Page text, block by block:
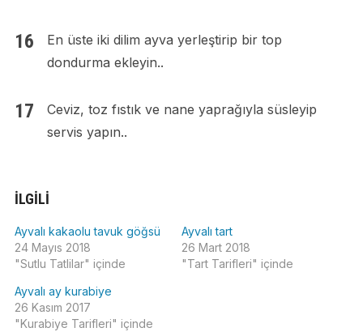
En üste iki dilim ayva yerleştirip bir top
dondurma ekleyin..
Ceviz, toz fıstık ve nane yaprağıyla süsleyip
servis yapın..
İLGILI
Ayvalı kakaolu tavuk göğsü
24 Mayıs 2018
"Sutlu Tatlilar" içinde
Ayvalı tart
26 Mart 2018
"Tart Tarifleri" içinde
Ayvalı ay kurabiye
26 Kasım 2017
"Kurabiye Tarifleri" içinde